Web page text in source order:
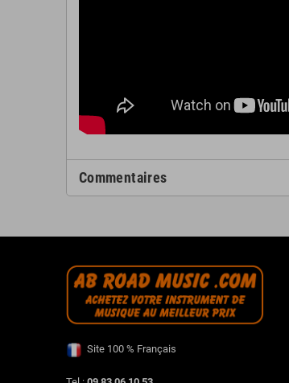
Commentaires
Site 100 % Français